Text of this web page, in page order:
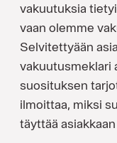
vakuutuksia
vaan olemme
Selvitettyään
vakuutusmeklari
suosituksen
ilmoittaa, miksi
täyttää